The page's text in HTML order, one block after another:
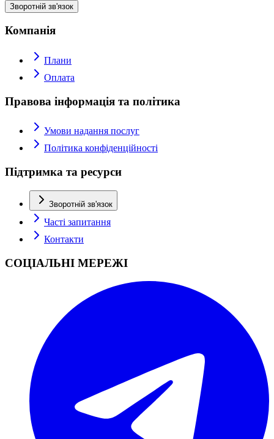
Зворотній зв'язок
Компанія
Плани
Оплата
Правова інформація та політика
Умови надання послуг
Політика конфіденційності
Підтримка та ресурси
Зворотній зв'язок
Часті запитання
Контакти
СОЦІАЛЬНІ МЕРЕЖІ